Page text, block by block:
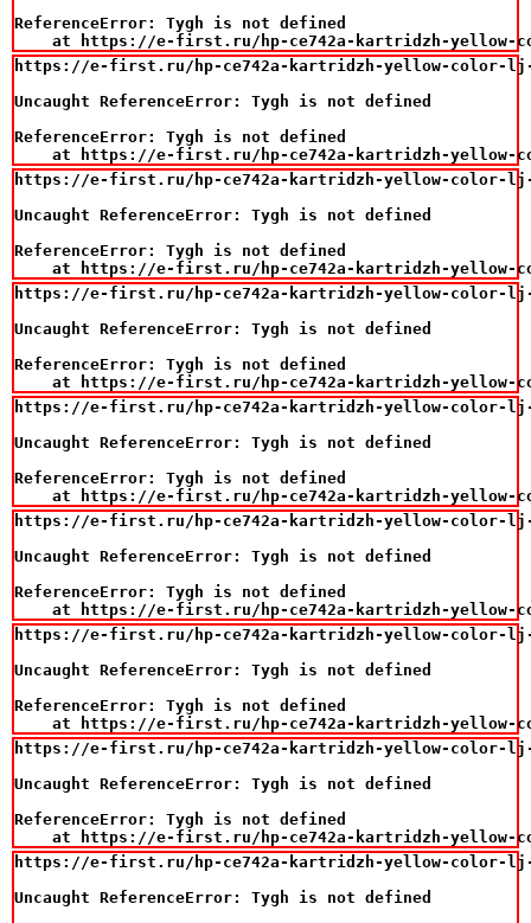
ReferenceError: Tygh is not defined
at https://e-first.ru/hp-ce742a-kartridzh-yellow-
https://e-first.ru/hp-ce742a-kartridzh-yellow-color-lj-
Uncaught ReferenceError: Tygh is not defined
ReferenceError: Tygh is not defined
at https://e-first.ru/hp-ce742a-kartridzh-yellow-
https://e-first.ru/hp-ce742a-kartridzh-yellow-color-lj-
Uncaught ReferenceError: Tygh is not defined
ReferenceError: Tygh is not defined
at https://e-first.ru/hp-ce742a-kartridzh-yellow-
https://e-first.ru/hp-ce742a-kartridzh-yellow-color-lj-
Uncaught ReferenceError: Tygh is not defined
ReferenceError: Tygh is not defined
at https://e-first.ru/hp-ce742a-kartridzh-yellow-
https://e-first.ru/hp-ce742a-kartridzh-yellow-color-lj-
Uncaught ReferenceError: Tygh is not defined
ReferenceError: Tygh is not defined
at https://e-first.ru/hp-ce742a-kartridzh-yellow-
https://e-first.ru/hp-ce742a-kartridzh-yellow-color-lj-
Uncaught ReferenceError: Tygh is not defined
ReferenceError: Tygh is not defined
at https://e-first.ru/hp-ce742a-kartridzh-yellow-
https://e-first.ru/hp-ce742a-kartridzh-yellow-color-lj-
Uncaught ReferenceError: Tygh is not defined
ReferenceError: Tygh is not defined
at https://e-first.ru/hp-ce742a-kartridzh-yellow-
https://e-first.ru/hp-ce742a-kartridzh-yellow-color-lj-
Uncaught ReferenceError: Tygh is not defined
ReferenceError: Tygh is not defined
at https://e-first.ru/hp-ce742a-kartridzh-yellow-
https://e-first.ru/hp-ce742a-kartridzh-yellow-color-lj-
Uncaught ReferenceError: Tygh is not defined